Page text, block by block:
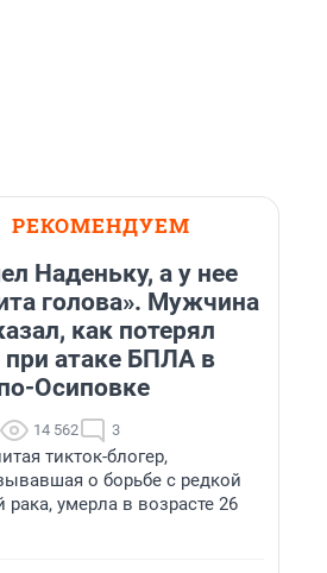
РЕКОМЕНДУЕМ
Наденьку, а у нее
голова». Мужчина
как потерял
атаке БПЛА в
Осиповке
14 562 3
тикток-блогер,
о борьбе с редкой
умерла в возрасте 26